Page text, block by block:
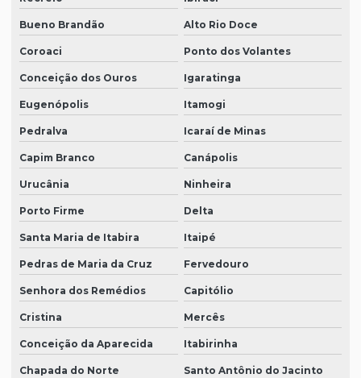
Bueno Brandão Alto Rio Doce
Coroaci Ponto dos Volantes
Conceição dos Ouros Igaratinga
Eugenópolis Itamogi
Pedralva Icaraí de Minas
Capim Branco Canápolis
Urucânia Ninheira
Porto Firme Delta
Santa Maria de Itabira Itaipé
Pedras de Maria da Cruz Fervedouro
Senhora dos Remédios Capitólio
Cristina Mercês
Conceição da Aparecida Itabirinha
Chapada do Norte Santo Antônio do Jacinto